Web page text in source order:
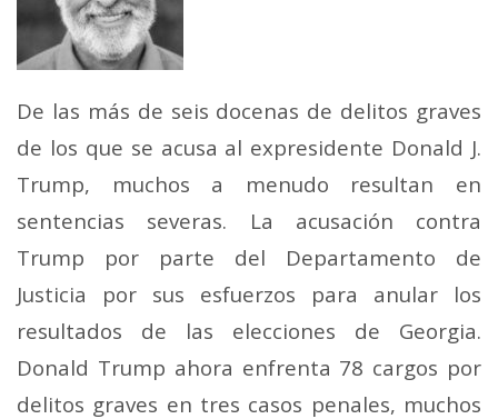
De las más de seis docenas de delitos graves
de los que se acusa al expresidente Donald J.
Trump, muchos a menudo resultan en
sentencias severas. La acusación contra
Trump por parte del Departamento de
Justicia por sus esfuerzos para anular los
resultados de las elecciones de Georgia.
Donald Trump ahora enfrenta 78 cargos por
delitos graves en tres casos penales, muchos